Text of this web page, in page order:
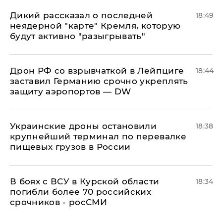
Дикий рассказал о последней
неядерной "карте" Кремля, которую
будут активно "разыгрывать"
18:49
​Дрон РФ со взрывчаткой в Лейпциге
заставил Германию срочно укреплять
защиту аэропортов — DW
18:44
Украинские дроны остановили
крупнейший терминал по перевалке
пищевых грузов в России
18:38
В боях с ВСУ в Курской области
погибли более 70 российских
срочников - росСМИ
18:34